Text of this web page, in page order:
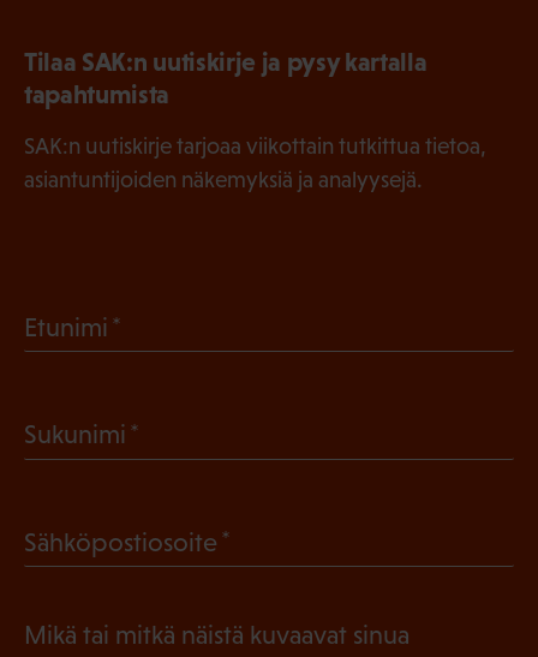
Tilaa SAK:n uutiskirje ja pysy kartalla
tapahtumista
SAK:n uutiskirje tarjoaa viikottain tutkittua tietoa,
asiantuntijoiden näkemyksiä ja analyysejä.
Etunimi
l
n
Sukunimi
P
k
l
Sähköpostiosoite
Mikä tai mitkä näistä kuvaavat sinua